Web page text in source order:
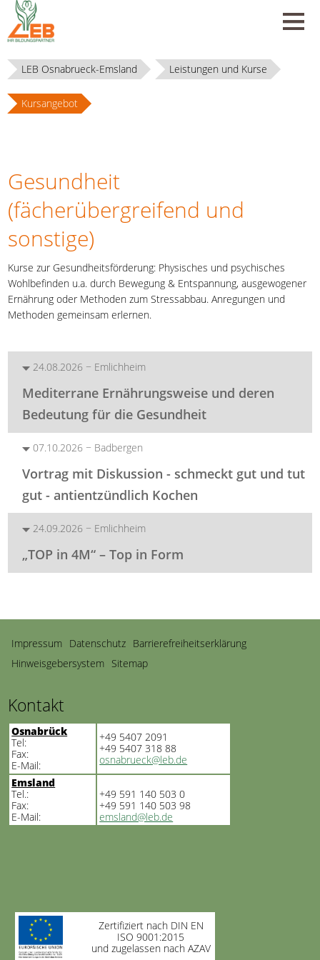
LEB Osnabrueck-Emsland Leistungen und Kurse
Kursangebot
Gesundheit
(fächerübergreifend und
sonstige)
Kurse zur Gesundheitsförderung: Physisches und psychisches
Wohlbefinden u.a. durch Bewegung & Entspannung, ausgewogener
Ernährung oder Methoden zum Stressabbau. Anregungen und
Methoden gemeinsam erlernen.
24.08.2026 − Emlichheim
Mediterrane Ernährungsweise und deren
Bedeutung für die Gesundheit
07.10.2026 − Badbergen
Vortrag mit Diskussion - schmeckt gut und tut
gut - antientzündlich Kochen
24.09.2026 − Emlichheim
„TOP in 4M“ – Top in Form
Navigation
überspringen
Impressum Datenschutz Barrierefreiheitserklärung
Hinweisgebersystem Sitemap
Kontakt
Osnabrück
Tel:
Fax:
E-Mail:
+49 5407 2091
+49 5407 318 88
osnabrueck@leb.de
Emsland
Tel.:
Fax:
E-Mail:
+49 591 140 503 0
+49 591 140 503 98
emsland@leb.de
Zertifiziert nach DIN EN
ISO 9001:2015
und zugelassen nach AZAV